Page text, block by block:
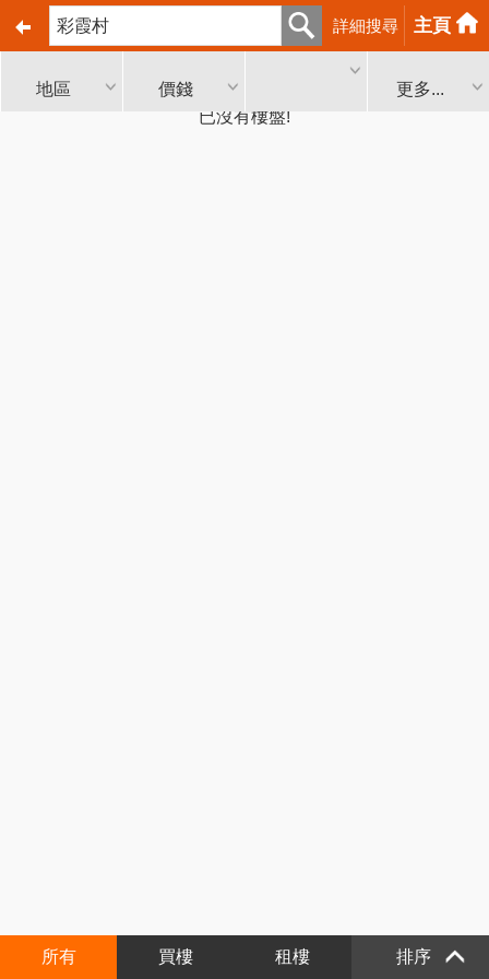
詳細搜尋 主頁
地區 價錢
更多...
已沒有樓盤!
所有 買樓 租樓 排序